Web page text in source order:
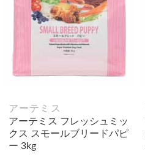
アーテミス
アーテミス フレッシュミッ
クス スモールブリードパピ
ー 3kg